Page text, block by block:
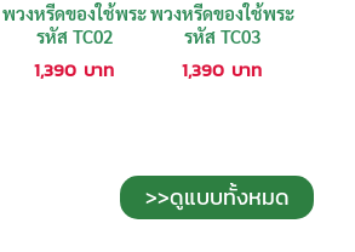
พวงหรีดของใช้พระ
รหัส TC02
1,390 บาท
พวงหรีดของใช้พระ
รหัส TC03
1,390 บาท
>>ดูแบบทั้งหมด